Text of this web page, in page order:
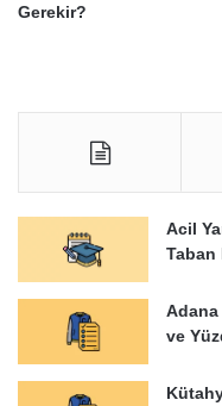
Gerekir?
Acil
Taban
Adana
ve